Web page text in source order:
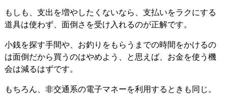
もしも、支出を増やしたくないなら、支払いをラクにする
道具は使わず、面倒さを受け入れるのが正解です。
小銭を探す手間や、お釣りをもらうまでの時間をかけるの
は面倒だから買うのはやめよう、と思えば、お金を使う機
会は減るはずです。
もちろん、非交通系の電子マネーを利用するときも同じ。